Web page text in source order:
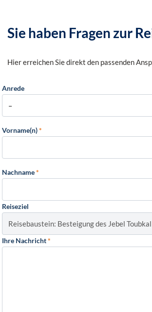
Sie haben Fragen zur
Hier erreichen Sie direkt den passenden
Anrede
Vorname(n)*
Nachname*
Reiseziel
Ihre Nachricht*